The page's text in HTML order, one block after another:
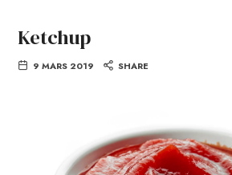
Ketchup
9 MARS 2019 SHARE